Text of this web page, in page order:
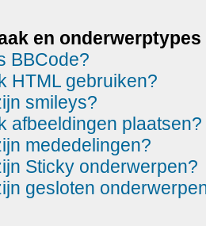
en onderwerptypes
BBCode?
HTML gebruiken?
smileys?
afbeeldingen plaatsen?
mededelingen?
Sticky onderwerpen?
gesloten